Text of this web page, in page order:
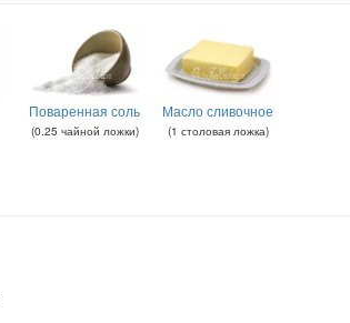
Поваренная соль
(0.25 чайной ложки)
Масло сливочное
(1 столовая ложка)